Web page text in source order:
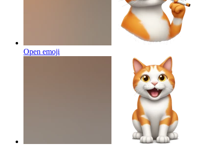
Open emoji